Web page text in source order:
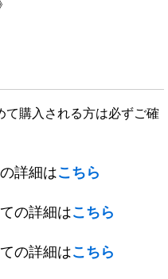
て購入される方は必ずご確
詳細はこちら
の詳細はこちら
の詳細はこちら